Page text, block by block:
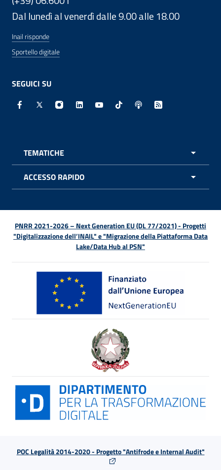
Dal lunedì al venerdì dalle 9.00 alle 18.00
Inail risponde
Sportello digitale
SEGUICI SU
Facebook - Sito esterno - Apertura in nuova finestra
X - Sito esterno - Apertura in nuova finestra
Instagram - Sito esterno - Apertura in
Linkedin - Sito esterno - Apertura in
Youtube - Sito esterno -
TikTok - Sito esterno -
Spreaker - Sito
Feed RSS -
TEMATICHE
ACCESSO RAPIDO
PNRR 2021-2026 – Next Generation EU (DL 77/2021) - Progetti
"Digitalizzazione dell’INAIL" e "Migrazione della Piattaforma Data
Lake/Data Hub al PSN"
POC Legalità 2014-2020 - Progetto "Antifrode e Internal Audit"